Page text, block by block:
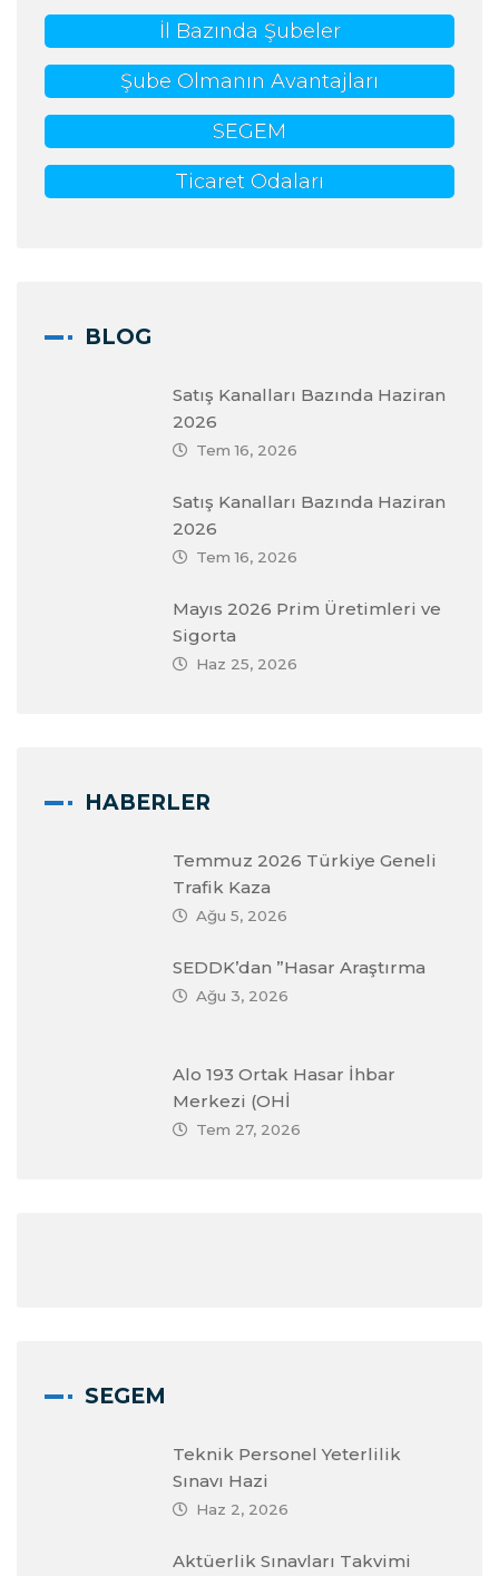
İl Bazında Şubeler
Şube Olmanın Avantajları
SEGEM
Ticaret Odaları
BLOG
Satış Kanalları Bazında Haziran
2026
Tem 16, 2026
Satış Kanalları Bazında Haziran
2026
Tem 16, 2026
Mayıs 2026 Prim Üretimleri ve
Sigorta
Haz 25, 2026
HABERLER
Temmuz 2026 Türkiye Geneli
Trafik Kaza
Ağu 5, 2026
SEDDK’dan ”Hasar Araştırma
Ağu 3, 2026
Alo 193 Ortak Hasar İhbar
Merkezi (OHİ
Tem 27, 2026
SEGEM
Teknik Personel Yeterlilik
Sınavı Hazi
Haz 2, 2026
Aktüerlik Sınavları Takvimi